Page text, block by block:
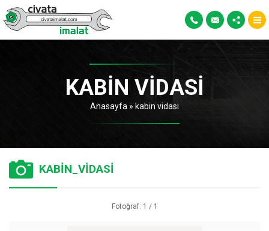
KABIN VIDASI
Anasayfa » kabin vidasi
KABİN_VİDASİ
Fotoğraf: 1 / 1